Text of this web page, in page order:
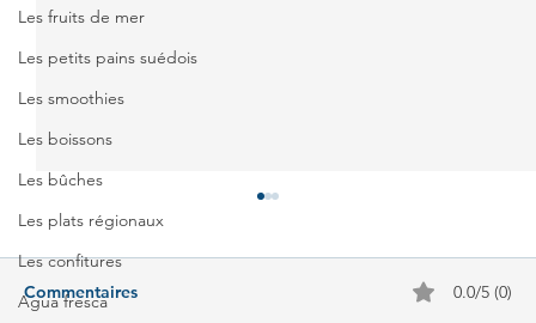
Les fruits de mer
Les petits pains suédois
Les smoothies
Les boissons
Les bûches
Les plats régionaux
Les confitures
Agua fresca
Commentaires 0.0/5 (0)